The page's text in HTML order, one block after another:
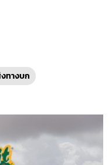
ทางบก